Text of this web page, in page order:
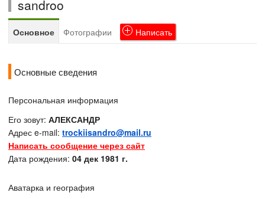
Сервисы и услуги
sandroo
Основное Фотографии Написать
Основные сведения
Персональная информация
Его зовут: АЛЕКСАНДР
Адрес e-mail: trockiisandro@mail.ru
Написать сообщение через сайт
Дата рождения: 04 дек 1981 г.
Аватарка и география